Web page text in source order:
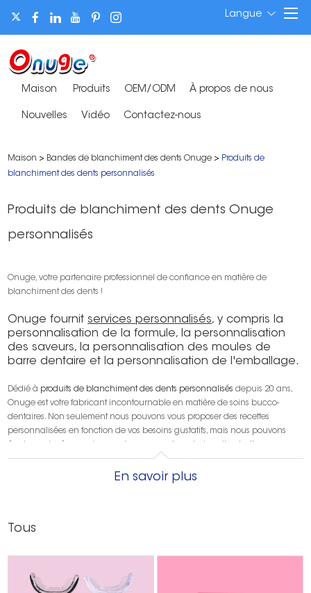
Langue
Maison Produits OEM/ODM À propos de nous
Nouvelles Vidéo Contactez-nous
Maison > Bandes de blanchiment des dents Onuge > Produits de
blanchiment des dents personnalisés
Produits de blanchiment des dents Onuge
personnalisés
Onuge, votre partenaire professionnel de confiance en matière de
blanchiment des dents !
Onuge fournitservices personnalisés, y compris la
personnalisation de la formule, la personnalisation
des saveurs, la personnalisation des moules de
barre dentaire et la personnalisation de l'emballage.
Dédié à produits de blanchiment des dents personnalisés depuis 20 ans,
Onuge est votre fabricant incontournable en matière de soins bucco-
dentaires. Non seulement nous pouvons vous proposer des recettes
personnalisées en fonction de vos besoins gustatifs, mais nous pouvons
uniques pour vous. Que vous soyez un grossiste, un distributeur, une
grande chaîne de pharmacies ou un acheteur à la recherche de produits
Ce dont nous sommes fiers, ce n'est pas seulement notre riche expérience
certificats faisant autorité. Nous avons obtenu diverses certifications telles
une garantie de haute qualité. Choisissez Onuge, choisissez le
En savoir plus
Tous